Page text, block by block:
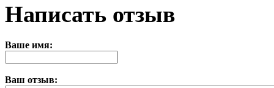
Написать отзыв
Ваше имя:
Ваш отзыв: